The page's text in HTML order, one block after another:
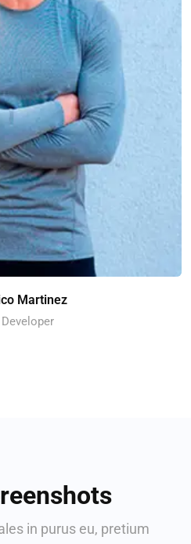
Martinez
in purus eu, pretium